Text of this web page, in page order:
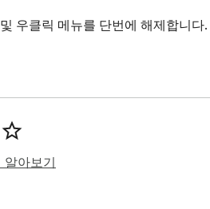
우클릭 메뉴를 단번에 해제합니다.
숨겨진 '고화질 원본 사진'을 놓
과 함께 깔끔하게 정리되어 저장됩
아보기